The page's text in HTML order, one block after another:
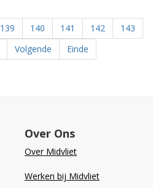
139 140 141 142
143
Volgende Einde
Over Ons
Over Midvliet
Werken bij Midvliet